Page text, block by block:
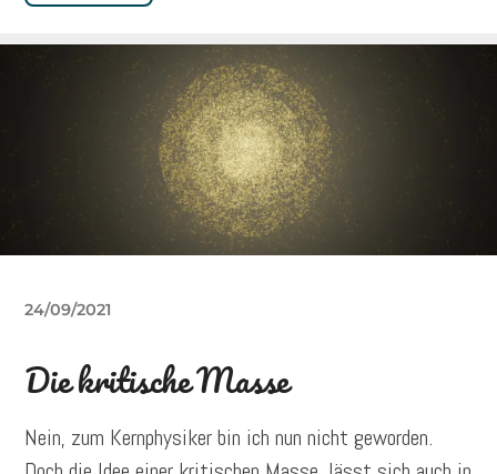
24/09/2021
Die kritische Masse
Nein, zum Kernphysiker bin ich nun nicht geworden.